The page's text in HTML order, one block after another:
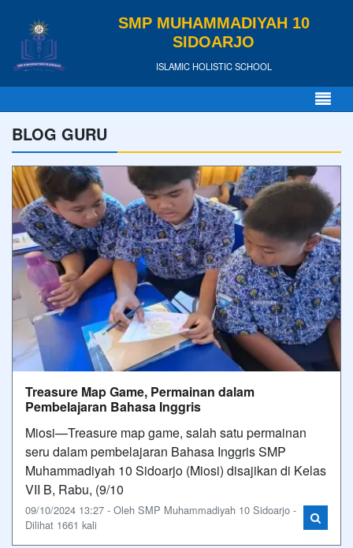
SMP MUHAMMADIYAH 10
SIDOARJO
ISLAMIC HOLISTIC SCHOOL
BLOG GURU
Treasure Map Game, Permainan dalam
Pembelajaran Bahasa Inggris
Miosi—Treasure map game, salah satu permainan
seru dalam pembelajaran Bahasa Inggris SMP
Muhammadiyah 10 Sidoarjo (Miosi) disajikan di Kelas
VII B, Rabu, (9/10
09/10/2024 13:27 - Oleh SMP Muhammadiyah 10 Sidoarjo -
Dilihat 1661 kali